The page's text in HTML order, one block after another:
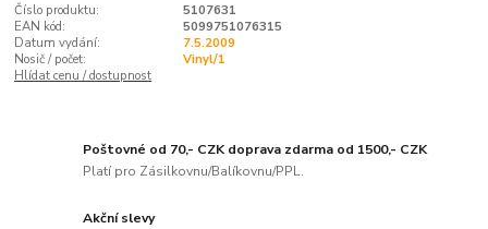
Číslo produktu:
5107631
EAN kód:
5099751076315
Datum vydání:
7.5.2009
Nosič / počet:
Vinyl/1
Hlídat cenu / dostupnost
Poštovné od 70,- CZK doprava zdarma od 1500,- CZK
Platí pro Zásilkovnu/Balíkovnu/PPL.
Akční slevy